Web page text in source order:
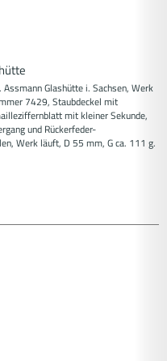
Glashütte i. Sachsen, Werk
7429, Staubdeckel mit
mit kleiner Sekunde,
und Rückerfeder-
Werk läuft, D 55 mm, G ca. 111 g.